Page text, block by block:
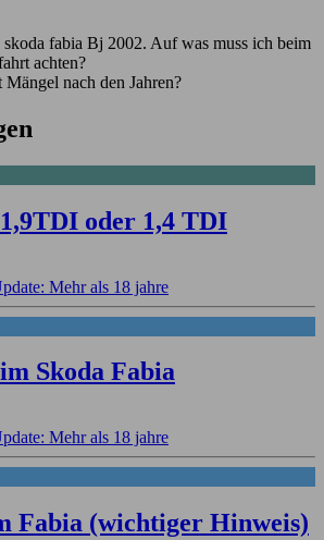
fabia Bj 2002. Auf was muss ich beim
achten?
nach den Jahren?
oder 1,4 TDI
Mehr als 18 jahre
Skoda Fabia
Mehr als 18 jahre
Fabia (wichtiger Hinweis)